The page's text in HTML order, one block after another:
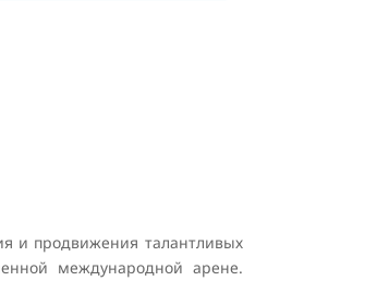
и продвижения талантливых
международной арене.